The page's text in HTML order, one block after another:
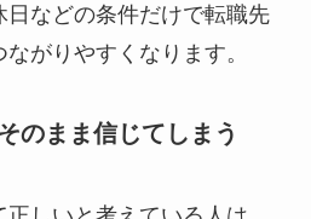
日などの条件だけで転職先
がりやすくなります。
のまま信じてしまう